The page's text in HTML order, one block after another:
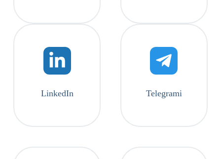
LinkedIn Telegrami